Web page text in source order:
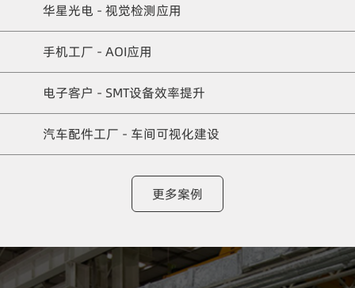
华星光电 - 视觉检测应用
手机工厂 - AOI应用
电子客户 - SMT设备效率提升
汽车配件工厂 - 车间可视化建设
更多案例